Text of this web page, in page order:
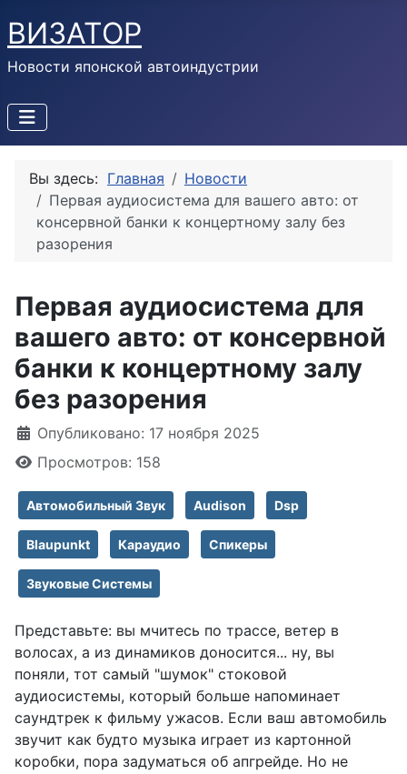
ВИЗАТОР
Новости японской автоиндустрии
Вы здесь: Главная
Новости
Первая аудиосистема для вашего авто: от
консервной банки к концертному залу без
разорения
Первая аудиосистема для
вашего авто: от консервной
банки к концертному залу
без разорения
Информация о материале
Опубликовано: 17 ноября 2025
Просмотров: 158
Автомобильный Звук Audison Dsp
Blaupunkt Караудио Спикеры
Звуковые Системы
Представьте: вы мчитесь по трассе, ветер в
волосах, а из динамиков доносится... ну, вы
поняли, тот самый "шумок" стоковой
аудиосистемы, который больше напоминает
саундтрек к фильму ужасов. Если ваш автомобиль
звучит как будто музыка играет из картонной
коробки, пора задуматься об апгрейде. Но не